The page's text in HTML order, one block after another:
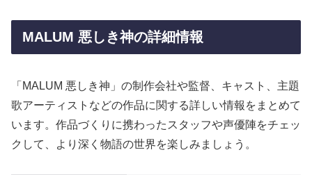
MALUM 悪しき神の詳細情報
「MALUM 悪しき神」の制作会社や監督、キャスト、主題
歌アーティストなどの作品に関する詳しい情報をまとめて
います。作品づくりに携わったスタッフや声優陣をチェッ
クして、より深く物語の世界を楽しみましょう。